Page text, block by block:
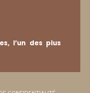
l’un des plus